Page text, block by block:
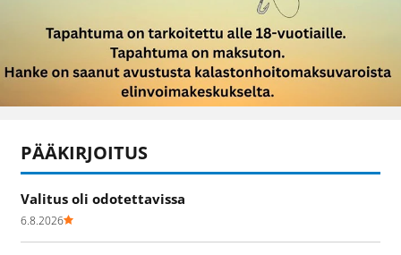
PÄÄKIRJOITUS
Valitus oli odotettavissa
6.8.2026